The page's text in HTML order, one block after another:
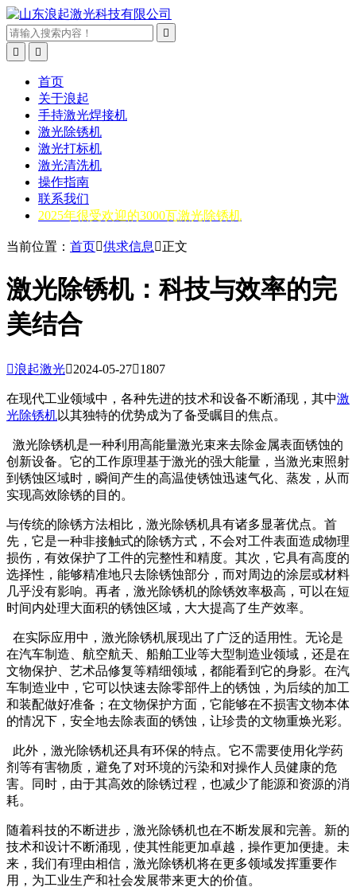



首页
关于浪起
手持激光焊接机
激光除锈机
激光打标机
激光清洗机
操作指南
联系我们
2025年很受欢迎的3000瓦激光除锈机
当前位置： 首页供求信息 正文
激光除锈机：科技与效率的完
美结合
浪起激光2024-05-271807
在现代工业领域中，各种先进的技术和设备不断涌现，其中激
光除锈机以其独特的优势成为了备受瞩目的焦点。
激光除锈机是一种利用高能量激光束来去除金属表面锈蚀的
创新设备。它的工作原理基于激光的强大能量，当激光束照射
到锈蚀区域时，瞬间产生的高温使锈蚀迅速气化、蒸发，从而
实现高效除锈的目的。
与传统的除锈方法相比，激光除锈机具有诸多显著优点。首
先，它是一种非接触式的除锈方式，不会对工件表面造成物理
损伤，有效保护了工件的完整性和精度。其次，它具有高度的
选择性，能够精准地只去除锈蚀部分，而对周边的涂层或材料
几乎没有影响。再者，激光除锈机的除锈效率极高，可以在短
时间内处理大面积的锈蚀区域，大大提高了生产效率。
在实际应用中，激光除锈机展现出了广泛的适用性。无论是
在汽车制造、航空航天、船舶工业等大型制造业领域，还是在
文物保护、艺术品修复等精细领域，都能看到它的身影。在汽
车制造业中，它可以快速去除零部件上的锈蚀，为后续的加工
和装配做好准备；在文物保护方面，它能够在不损害文物本体
的情况下，安全地去除表面的锈蚀，让珍贵的文物重焕光彩。
此外，激光除锈机还具有环保的特点。它不需要使用化学药
剂等有害物质，避免了对环境的污染和对操作人员健康的危
害。同时，由于其高效的除锈过程，也减少了能源和资源的消
耗。
随着科技的不断进步，激光除锈机也在不断发展和完善。新的
技术和设计不断涌现，使其性能更加卓越，操作更加便捷。未
来，我们有理由相信，激光除锈机将在更多领域发挥重要作
用，为工业生产和社会发展带来更大的价值。